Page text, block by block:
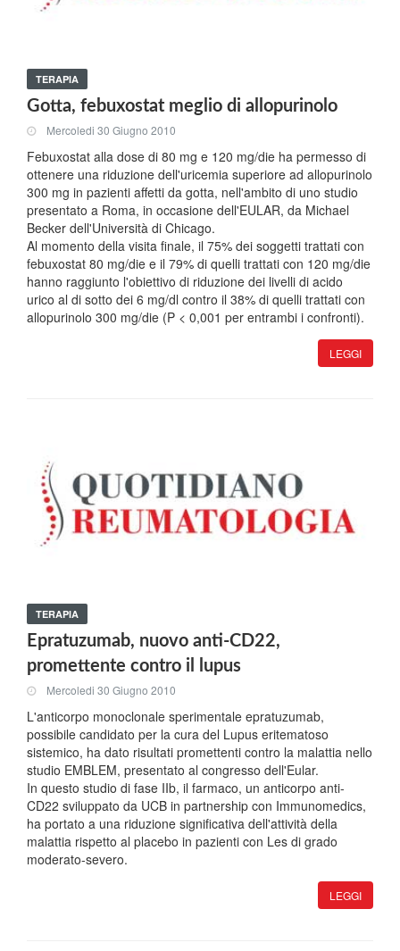
TERAPIA
Gotta, febuxostat meglio di allopurinolo
Mercoledi 30 Giugno 2010
Febuxostat alla dose di 80 mg e 120 mg/die ha permesso di
ottenere una riduzione dell'uricemia superiore ad allopurinolo
300 mg in pazienti affetti da gotta, nell'ambito di uno studio
presentato a Roma, in occasione dell'EULAR, da Michael
Becker dell'Università di Chicago.
Al momento della visita finale, il 75% dei soggetti trattati con
febuxostat 80 mg/die e il 79% di quelli trattati con 120 mg/die
hanno raggiunto l'obiettivo di riduzione dei livelli di acido
urico al di sotto dei 6 mg/dl contro il 38% di quelli trattati con
allopurinolo 300 mg/die (P < 0,001 per entrambi i confronti).
LEGGI
TERAPIA
Epratuzumab, nuovo anti-CD22,
promettente contro il lupus
Mercoledi 30 Giugno 2010
L'anticorpo monoclonale sperimentale epratuzumab,
possibile candidato per la cura del Lupus eritematoso
sistemico, ha dato risultati promettenti contro la malattia nello
studio EMBLEM, presentato al congresso dell'Eular.
In questo studio di fase IIb, il farmaco, un anticorpo anti-
CD22 sviluppato da UCB in partnership con Immunomedics,
ha portato a una riduzione significativa dell'attività della
malattia rispetto al placebo in pazienti con Les di grado
moderato-severo.
LEGGI